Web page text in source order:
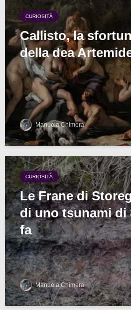
CURIOSITÀ
Callisto, la
della dea
Manuela Chimera
CURIOSITÀ
Le Frane di
di uno tsunami di
fa
Manuela Chimera